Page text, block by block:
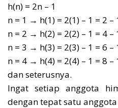
h(n) = 2n – 1
n = 1 → h(1) = 2(1) – 1 = 2 –
n = 2 → h(2) = 2(2) – 1 = 4 –
n = 3 → h(3) = 2(3) – 1 = 6 –
n = 4 → h(4) = 2(4) – 1 = 8 –
dan seterusnya.
Ingat setiap anggota
dengan tepat satu